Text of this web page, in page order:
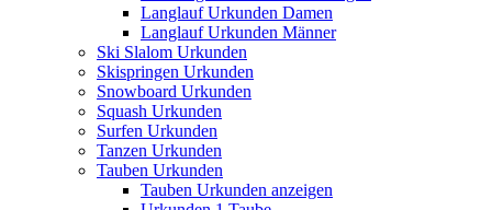
Langlauf Urkunden Damen
Langlauf Urkunden Männer
Ski Slalom Urkunden
Skispringen Urkunden
Snowboard Urkunden
Squash Urkunden
Surfen Urkunden
Tanzen Urkunden
Tauben Urkunden
Tauben Urkunden anzeigen